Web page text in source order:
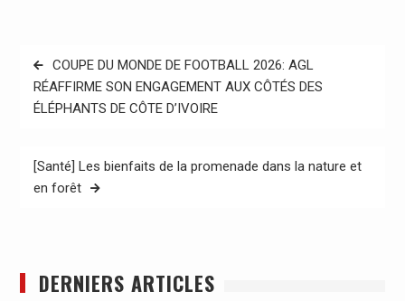
Navigation
de
l’article
COUPE DU MONDE DE FOOTBALL 2026: AGL
RÉAFFIRME SON ENGAGEMENT AUX CÔTÉS DES
ÉLÉPHANTS DE CÔTE D’IVOIRE
[Santé] Les bienfaits de la promenade dans la nature et
en forêt
DERNIERS ARTICLES